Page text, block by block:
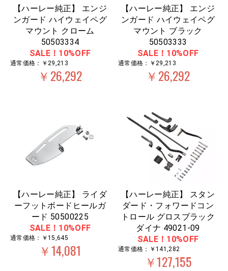
【ハーレー純正】 エンジ
ンガード ハイウェイペグ
マウント クローム
50503334
SALE！10%OFF
通常価格：￥29,213
￥26,292
【ハーレー純正】 エンジ
ンガード ハイウェイペグ
マウント ブラック
50503333
SALE！10%OFF
通常価格：￥29,213
￥26,292
【ハーレー純正】 ライダ
ーフットボードヒールガ
ード 50500225
SALE！10%OFF
通常価格：￥15,645
￥14,081
【ハーレー純正】 スタン
ダード・フォワードコン
トロール グロスブラック
ダイナ 49021-09
SALE！10%OFF
通常価格：￥141,282
￥127,155